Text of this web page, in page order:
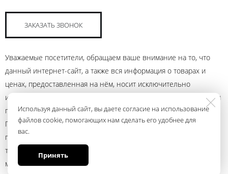
Используя данный сайт, вы даете согласие на использование
файлов cookie, помогающих нам сделать его удобнее для
вас.
Принять
ЗАКАЗАТЬ ЗВОНОК
Уважаемые посетители, обращаем ваше внимание на то, что
данный интернет-сайт, а также вся информация о товарах и
ценах, предоставленная на нём, носит исключительно
информационный характер и ни при каких условиях не является
публичной офертой, определяемой положениями Статьи 437
Гражданского кодекса Российской Федерации. Для получения
подробной информации о наличии и стоимости указанных
товаров и (или) услуг, пожалуйста, обращайтесь к менеджеру
магазина с помощью электронной почты andrey@ural.audio или